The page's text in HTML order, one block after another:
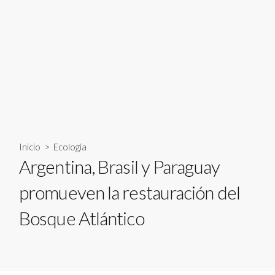
Inicio > Ecología
Argentina, Brasil y Paraguay
promueven la restauración del
Bosque Atlántico